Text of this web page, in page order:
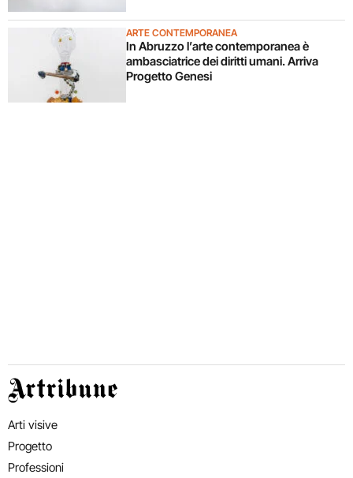
ARTE CONTEMPORANEA
In Abruzzo l’arte contemporanea è
ambasciatrice dei diritti umani. Arriva
Progetto Genesi
Artribune
Arti visive
Progetto
Professioni